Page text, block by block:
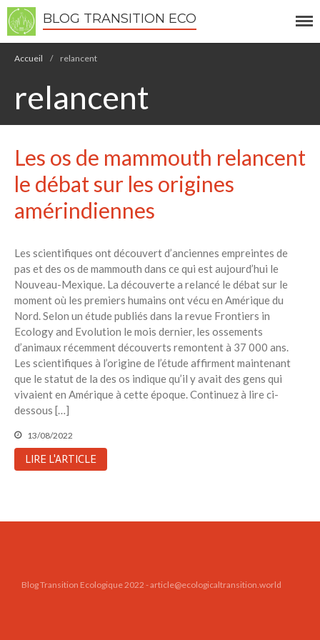
RECHERCHER
6 éco-actions faciles à prendre
avec vos enfants
Réduire les déchets : votre
guide pour les citoyens et les
électeurs
Toits verts | Association
Permaculturelle
L’intelligence artificielle pour
prédire le succès des invasions
biologiques – The Applied
Recent Comments
BLOG TRANSITION ECO
Accueil / relancent
relancent
Les os de mammouth relancent
le débat sur les origines
amérindiennes
Les scientifiques ont découvert d’anciennes empreintes de
pas et des os de mammouth dans ce qui est aujourd’hui le
Nouveau-Mexique. La découverte a relancé le débat sur le
moment où les premiers humains ont vécu en Amérique du
Nord. Selon un étude publiés dans la revue Frontiers in
Ecology and Evolution le mois dernier, les ossements
d’animaux récemment découverts remontent à 37 000 ans.
Les scientifiques à l’origine de l’étude affirment maintenant
que le statut de la des os indique qu’il y avait des gens qui
vivaient en Amérique à cette époque. Continuez à lire ci-
dessous […]
13/08/2022
LIRE L'ARTICLE
Blog Transition Ecologique 2022 - article@ecologicaltransition.world